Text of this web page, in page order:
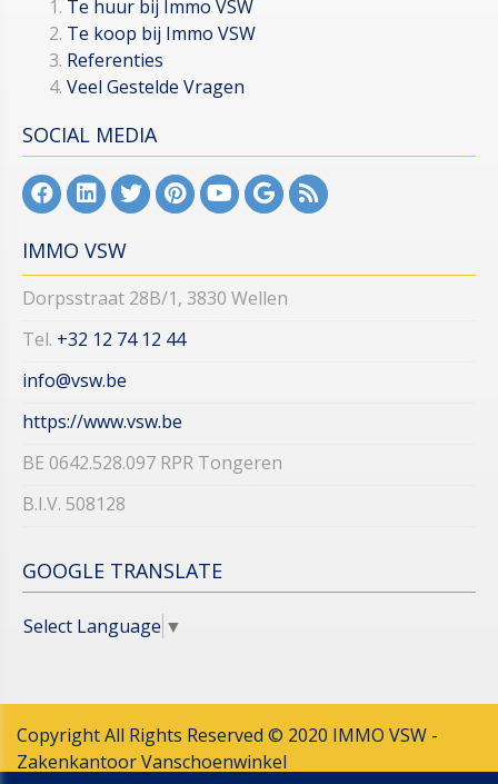
Te huur bij Immo VSW
Te koop bij Immo VSW
Referenties
Veel Gestelde Vragen
SOCIAL MEDIA
IMMO VSW
Dorpsstraat 28B/1, 3830 Wellen
Tel. +32 12 74 12 44​​​​​​​
info@vsw.be
https://www.vsw.be
BE 0642.528.097 RPR Tongeren
B.I.V. 508128
GOOGLE TRANSLATE
Select Language ▼
Copyright All Rights Reserved © 2020 IMMO VSW -
Zakenkantoor Vanschoenwinkel